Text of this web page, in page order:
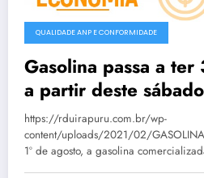
QUALIDADE ANP E CONFORMIDADE
Gasolina passa a
a partir deste
Passo Fundo já
composição
https://rduirapuru.com.br/wp-
content/uploads/2021/02/
1º de agosto, a gasolina